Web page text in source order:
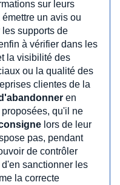
sur leurs
un avis ou
supports de
à vérifier dans les
la visibilité des
ou la qualité des
clientes de la
en
qu'il ne
lors de leur
pas, pendant
de contrôler
sanctionner les
la correcte